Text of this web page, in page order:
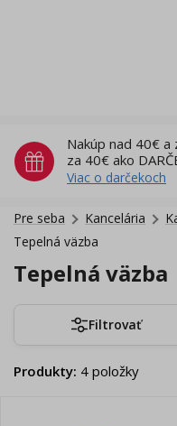
Nakúp nad 40€
za 40€ ako
Viac o darčekoch
Pre seba Kancelária
Tepelná väzba
Tepelná väzba
Filtrovať
Produkty: 4 položky